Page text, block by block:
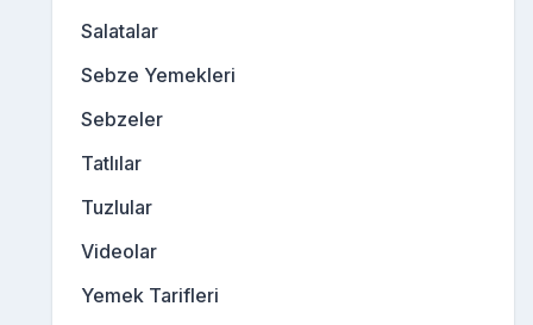
Salatalar
Sebze Yemekleri
Sebzeler
Tatlılar
Tuzlular
Videolar
Yemek Tarifleri